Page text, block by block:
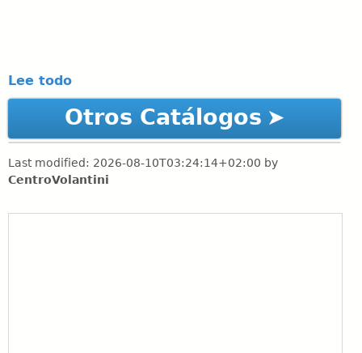
Lee todo
Otros Catálogos
Last modified: 2026-08-10T03:24:14+02:00 by
CentroVolantini